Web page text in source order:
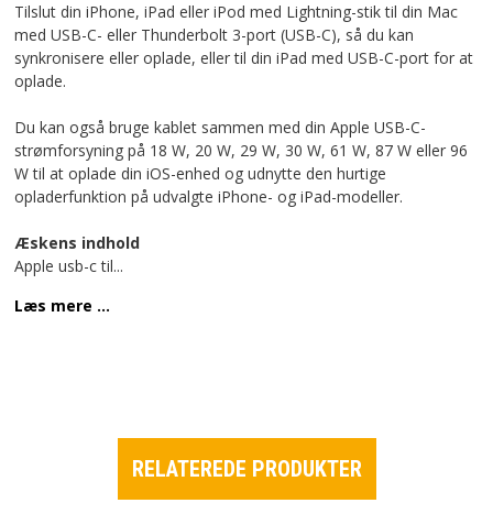
Tilslut din iPhone, iPad eller iPod med Lightning-stik til din Mac
med USB-C- eller Thunderbolt 3-port (USB-C), så du kan
synkronisere eller oplade, eller til din iPad med USB-C-port for at
oplade.
Du kan også bruge kablet sammen med din Apple USB-C-
strømforsyning på 18 W, 20 W, 29 W, 30 W, 61 W, 87 W eller 96
W til at oplade din iOS-enhed og udnytte den hurtige
opladerfunktion på udvalgte iPhone- og iPad-modeller.
Æskens indhold
Apple usb-c til...
Læs mere ...
RELATEREDE PRODUKTER